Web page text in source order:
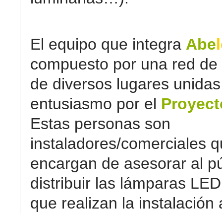
El equipo que integra Abe
compuesto por una red
de diversos lugares
entusiasmo por el
Estas personas son
instaladores/comerciales
encargan de asesorar al
distribuir las lámparas
que realizan la instalación